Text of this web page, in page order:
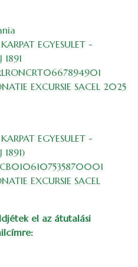
EGYESULET -
1891
EXCURSIE SACEL 2025
EGYESULET -
1891)
EXCURSIE SACEL
el az átutalási